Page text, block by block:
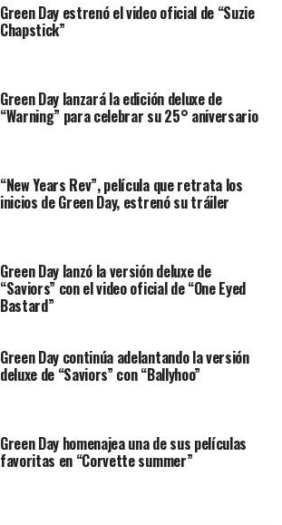
Green Day estrenó el video oficial de “Suzie
Chapstick”
Green Day lanzará la edición deluxe de
“Warning” para celebrar su 25° aniversario
“New Years Rev”, película que retrata los
inicios de Green Day, estrenó su tráiler
Green Day lanzó la versión deluxe de
“Saviors” con el video oficial de “One Eyed
Bastard”
Green Day continúa adelantando la versión
deluxe de “Saviors” con “Ballyhoo”
Green Day homenajea una de sus películas
favoritas en “Corvette summer”